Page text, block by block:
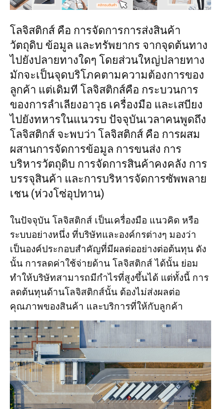
โลจิสติกส์ คือ การจัดการการส่งสินค้า
วัตถุดิบ ข้อมูล และทรัพยากร จากจุดต้นทาง
ไปยังปลายทางใดๆ โดยส่วนใหญ่ปลายทาง
มักจะเป็นจุดบริโภคตามความต้องการของ
ลูกค้า แต่เดิมที โลจิสติกส์คือ กระบวนการ
ของการลำเลียงอาวุธ เครื่องมือ และเสบียง
ไปยังทหารในแนวรบ ปัจจุบันเวลาคนพูดถึง
โลจิสติกส์ จะพบว่า โลจิสติกส์ คือ การผสม
ผสานการจัดการข้อมูล การขนส่ง การ
บริหารวัตถุดิบ การจัดการสินค้าคงคลัง การ
บรรจุสินค้า และการบริหารจัดการซัพพลาย
เชน (ห่วงโซ่อุปทาน)
ในปัจจุบัน โลจิสติกส์ เป็นเครื่องมือ แนวคิด หรือ
ระบบอย่างหนึ่ง ที่บริษัทและองค์กรต่างๆ มองว่า
เป็นองค์ประกอบสำคัญที่มีผลต่ออย่างต่อต้นทุน ดัง
นั้น การลดค่าใช้จ่ายด้าน โลจิสติกส์ ได้นั้น ย่อม
ทำให้บริษัทสามารถมีกำไรที่สูงขึ้นได้ แต่ทั้งนี้ การ
ลดต้นทุนด้านโลจิสติกส์นั้น ต้องไม่ส่งผลต่อ
คุณภาพของสินค้า และบริการที่ให้กับลูกค้า